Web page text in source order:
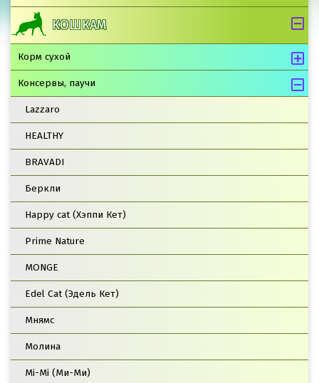
КОШКАМ
Корм сухой
Консервы, паучи
Lazzaro
HEALTHY
BRAVADI
Беркли
Happy cat (Хэппи Кет)
Prime Nature
MONGE
Edel Cat (Эдель Кет)
Мнямс
Молина
Mi-Mi (Ми-Ми)